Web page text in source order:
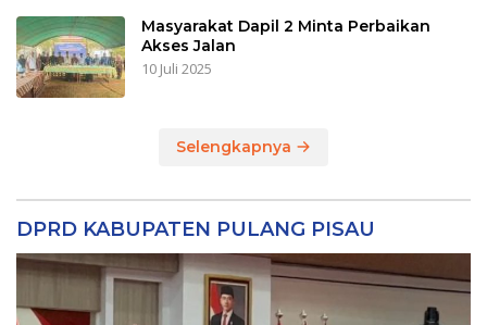
Masyarakat Dapil 2 Minta Perbaikan
Akses Jalan
10 Juli 2025
Selengkapnya
DPRD KABUPATEN PULANG PISAU